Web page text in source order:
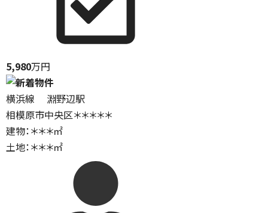
5,980万円
横浜線 淵野辺駅
相模原市中央区＊＊＊＊＊
建物：＊＊＊㎡
土地：＊＊＊㎡